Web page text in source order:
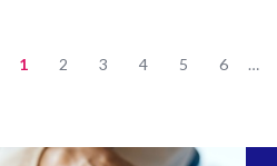
Page
1 Page
2 Page
3 Page
4 Page
5 Page
6 …